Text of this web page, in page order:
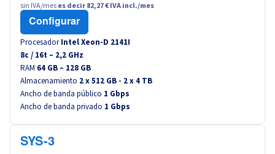
sin IVA/mes es decir 82,27 € IVA incl./mes
Configurar
Procesador Intel Xeon-D 2141I
8c / 16t – 2,2 GHz
RAM 64 GB – 128 GB
Almacenamiento 2 x 512 GB - 2 x 4 TB
Ancho de banda público 1 Gbps
Ancho de banda privado 1 Gbps
SYS-3